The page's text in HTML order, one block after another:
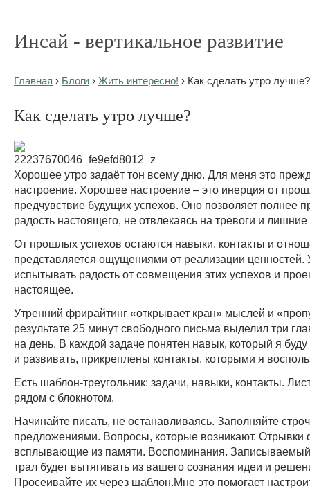
Инсай - вертикальное развитие
Главная › Блоги › Жить интересно! › Как сделать утро лучше?
Как сделать утро лучше?
Хорошее утро задаёт тон всему дню. Для меня это
настроение. Хорошее настроение – это инерция от
предчувствие будущих успехов. Оно позволяет полнее
радость настоящего, не отвлекаясь на тревоги и
От прошлых успехов остаются навыки, контакты и
представляется ощущениями от реализации ценностей.
испытывать радость от совмещения этих успехов и
настоящее.
Утренний фрирайтинг «открывает кран» мыслей и
результате 25 минут свободного письма выделил три
на день. В каждой задаче понятен навык, который я буду
и развивать, прикреплены контакты, которыми я
Есть шаблон-треугольник: задачи, навыки, контакты.
рядом с блокнотом.
Начинайте писать, не останавливаясь. Заполняйте
предложениями. Вопросы, которые возникают. Отрывки
всплывающие из памяти. Воспоминания. Записываемый
трал будет вытягивать из вашего сознания идеи и
Просеивайте их через шаблон.Мне это помогает